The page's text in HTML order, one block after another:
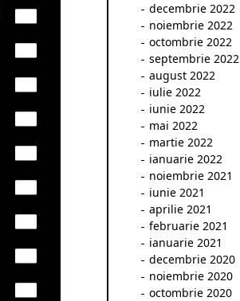
decembrie 2022
noiembrie 2022
octombrie 2022
septembrie 2022
august 2022
iulie 2022
iunie 2022
mai 2022
martie 2022
ianuarie 2022
noiembrie 2021
iunie 2021
aprilie 2021
februarie 2021
ianuarie 2021
decembrie 2020
noiembrie 2020
octombrie 2020